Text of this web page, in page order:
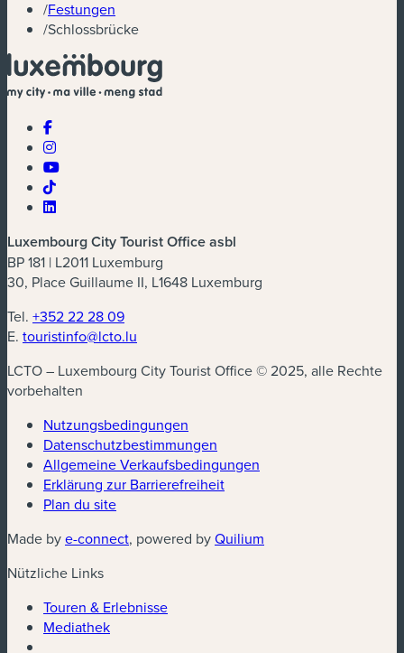
/Festungen
/Schlossbrücke
Luxembourg City Tourist Office asbl
BP 181 | L2011 Luxemburg
30, Place Guillaume II, L1648 Luxemburg
Tel. +352 22 28 09
E. touristinfo@lcto.lu
LCTO – Luxembourg City Tourist Office © 2025, alle Rechte
vorbehalten
Nutzungsbedingungen
Datenschutzbestimmungen
Allgemeine Verkaufsbedingungen
Erklärung zur Barrierefreiheit
Plan du site
Made bye-connect(neues Fenster)
, powered byQuilium
Nützliche Links
Touren & Erlebnisse
Mediathek